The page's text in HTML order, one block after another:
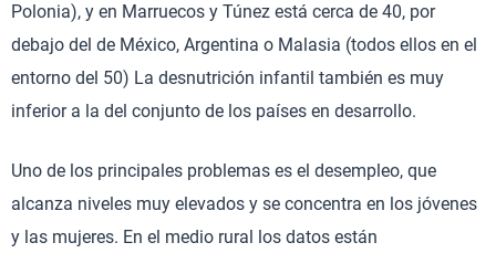
Polonia), y en Marruecos y Túnez está cerca de 40, por
debajo del de México, Argentina o Malasia (todos ellos en el
entorno del 50) La desnutrición infantil también es muy
inferior a la del conjunto de los países en desarrollo.
Uno de los principales problemas es el desempleo, que
alcanza niveles muy elevados y se concentra en los jóvenes
y las mujeres. En el medio rural los datos están